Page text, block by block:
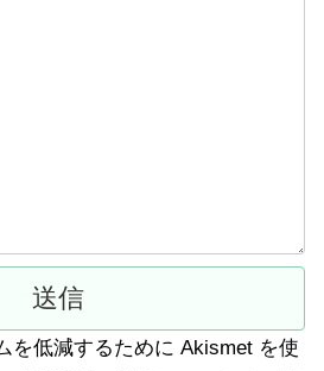
を低減するために Akismet を使